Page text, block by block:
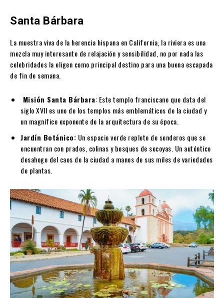
Santa Bárbara
La muestra viva de la herencia hispana en California, la riviera es una
mezcla muy interesante de relajación y sensibilidad, no por nada las
celebridades la eligen como principal destino para una buena escapada
de fin de semana.
Misión Santa Bárbara: Este templo franciscano que data del
siglo XVII es uno de los templos más emblemáticos de la ciudad y
un magnífico exponente de la arquitectura de su época.
Jardín Botánico: Un espacio verde repleto de senderos que se
encuentran con prados, colinas y bosques de secoyas. Un auténtico
desahogo del caos de la ciudad a manos de sus miles de variedades
de plantas.